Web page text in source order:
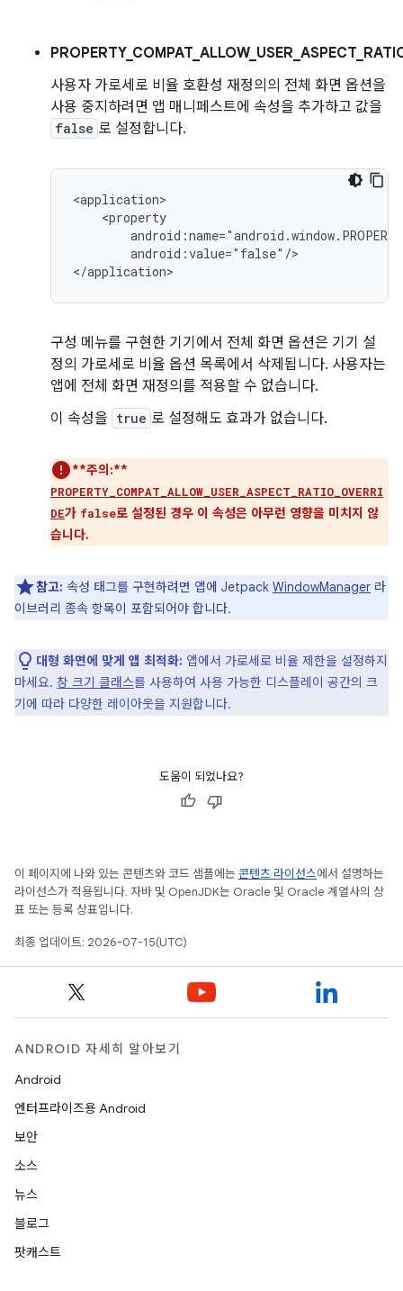
사용자 가로세로 비율 호환성 재정의의 전체 화면 옵션을
사용 중지하려면 앱 매니페스트에 속성을 추가하고 값을
false 로 설정합니다.
android:value="false"/>
구성 메뉴를 구현한 기기에서 전체 화면 옵션은 기기 설
정의 가로세로 비율 옵션 목록에서 삭제됩니다. 사용자는
앱에 전체 화면 재정의를 적용할 수 없습니다.
이 속성을 true 로 설정해도 효과가 없습니다.
**주의:**
PROPERTY_COMPAT_ALLOW_USER_ASPECT_RATIO_OVERRI
DE가 false로 설정된 경우 이 속성은 아무런 영향을 미치지 않
습니다.
참고: 속성 태그를 구현하려면 앱에 Jetpack WindowManager 라
이브러리 종속 항목이 포함되어야 합니다.
대형 화면에 맞게 앱 최적화: 앱에서 가로세로 비율 제한을 설정하지
마세요. 창 크기 클래스를 사용하여 사용 가능한 디스플레이 공간의 크
기에 따라 다양한 레이아웃을 지원합니다.
도움이 되었나요?
이 페이지에 나와 있는 콘텐츠와 코드 샘플에는 콘텐츠 라이선스에서 설명하는
라이선스가 적용됩니다. 자바 및 OpenJDK는 Oracle 및 Oracle 계열사의 상
표 또는 등록 상표입니다.
최종 업데이트: 2026-07-15(UTC)
ANDROID 자세히 알아보기
Android
엔터프라이즈용 Android
보안
소스
뉴스
블로그
팟캐스트